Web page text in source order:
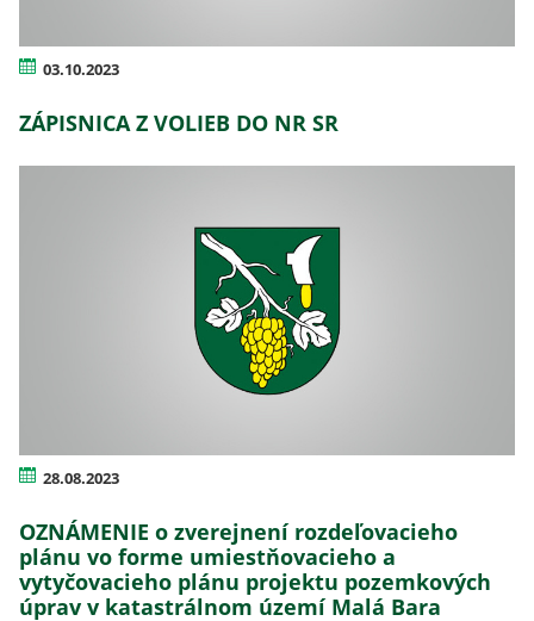
03.10.2023
ZÁPISNICA Z VOLIEB DO NR SR
28.08.2023
OZNÁMENIE o zverejnení rozdeľovacieho
plánu vo forme umiestňovacieho a
vytyčovacieho plánu projektu pozemkových
úprav v katastrálnom území Malá Bara